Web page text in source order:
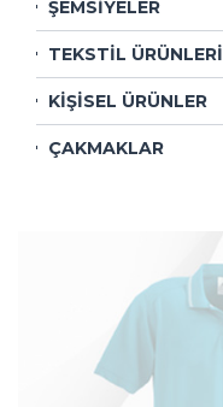
ŞEMSİYELER
TEKSTİL ÜRÜNLERİ
KİŞİSEL ÜRÜNLER
ÇAKMAKLAR